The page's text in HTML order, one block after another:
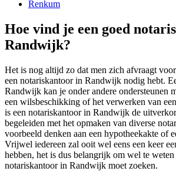
Renkum
Hoe vind je een goed
Randwijk?
Het is nog altijd zo dat men zich afvraagt
een notariskantoor in Randwijk nodig hebt.
Randwijk kan je onder andere ondersteunen
een wilsbeschikking of het verwerken van
is een notariskantoor in Randwijk de
begeleiden met het opmaken van diverse
voorbeeld denken aan een hypotheekakte of
Vrijwel iedereen zal ooit wel eens een keer
hebben, het is dus belangrijk om wel te weten
notariskantoor in Randwijk moet zoeken.